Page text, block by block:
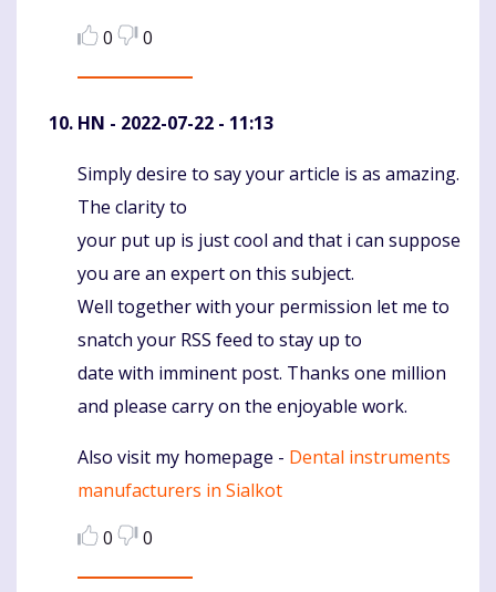
0
0
HN - 2022-07-22 - 11:13
Komentaras
Simply desire to say your article is as amazing.
The clarity to
your put up is just cool and that i can suppose
you are an expert on this subject.
Well together with your permission let me to
snatch your RSS feed to stay up to
date with imminent post. Thanks one million
and please carry on the enjoyable work.
Also visit my homepage - Dental instruments
manufacturers in Sialkot
0
0